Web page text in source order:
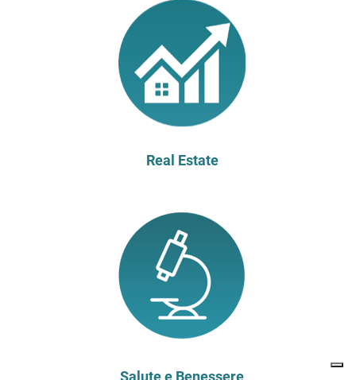
Real Estate
Salute e Benessere